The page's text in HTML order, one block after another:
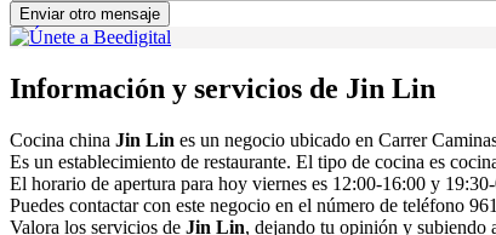
Enviar otro mensaje
Información y servicios de Jin Lin
Cocina china Jin Lin es un negocio ubicado en Carrer
Es un establecimiento de restaurante. El tipo de cocina es
El horario de apertura para hoy viernes es 12:00-16:00 y
Puedes contactar con este negocio en el número de teléfono
Valora los servicios de Jin Lin, dejando tu opinión y subiendo